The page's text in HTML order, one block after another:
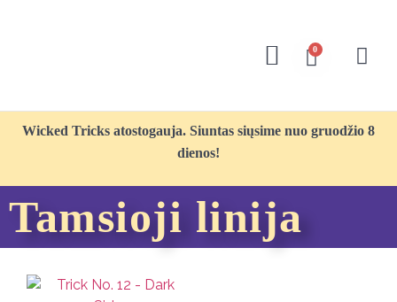
0
Wicked Tricks atostogauja. Siuntas siųsime nuo gruodžio 8
dienos!
Tamsioji linija